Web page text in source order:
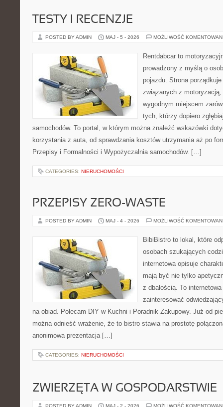
TESTY I RECENZJE
POSTED BY ADMIN MAJ - 5 - 2026 MOŻLIWOŚĆ
Rentdabcar to
prowadzony z myślą o
pojazdu. Strona
związanych z
wygodnym miejscem
tych, którzy dopiero
samochodów. To portal, w którym można znaleźć wskazówki
korzystania z auta, od sprawdzania kosztów utrzymania aż po
Przepisy i Formalności i Wypożyczalnia samochodów. […]
CATEGORIES: NIERUCHOMOŚCI
PRZEPISY ZERO-WASTE
POSTED BY ADMIN MAJ - 4 - 2026 MOŻLIWOŚĆ
BibiBistro to lokal, które
osobach szukających
internetowa opisuje
mają być nie tylko
z dbałością. To
zainteresować
na obiad. Polecam DIY w Kuchni i Poradnik Zakupowy. Już od
można odnieść wrażenie, że to bistro stawia na prostotę
anonimowa prezentacja […]
CATEGORIES: NIERUCHOMOŚCI
ZWIERZĘTA W GOSPODARSTWIE
POSTED BY ADMIN MAJ - 2 - 2026 MOŻLIWOŚĆ